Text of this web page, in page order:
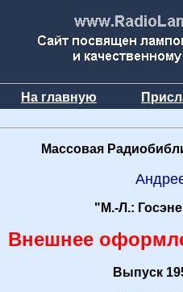
На главную
Массовая
"М.-Л.:
Внешнее
Выпуск